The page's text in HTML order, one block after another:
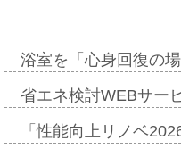
浴室を「心身回復の
省エネ検討WEBサー
「性能向上リノベ